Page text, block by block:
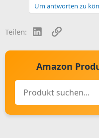
Um antworten zu
Teilen: LinkedInLink
Amazon